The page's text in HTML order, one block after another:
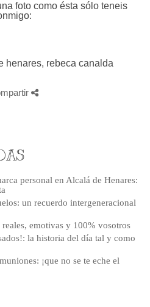
foto como ésta sólo teneis
personal en Alcalá de Henares:
un recuerdo intergeneracional
emotivas y 100% vosotros
la historia del día tal y como
¡que no se te eche el